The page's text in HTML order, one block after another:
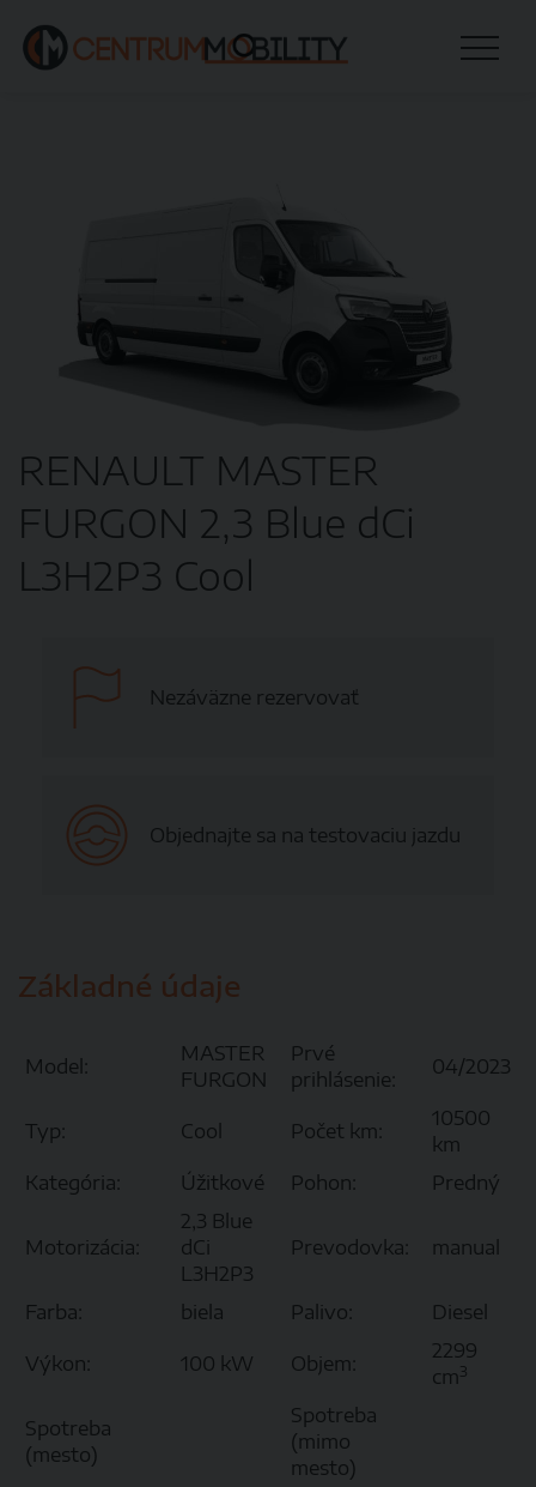
RENAULT MASTER
FURGON 2,3 Blue dCi
L3H2P3 Cool
Nezáväzne rezervovať
Objednajte sa na testovaciu jazdu
Základné údaje
Model:
MASTER
FURGON
Prvé
prihlásenie:
04/2023
Typ: Cool Počet km:
10500
km
Kategória:
Úžitkové Pohon: Predný
Motorizácia:
2,3 Blue
dCi
L3H2P3
Prevodovka: manual
Farba: biela Palivo: Diesel
Výkon: 100 kW Objem:
2299
cm3
Spotreba
(mesto)
Spotreba
(mimo
mesto)